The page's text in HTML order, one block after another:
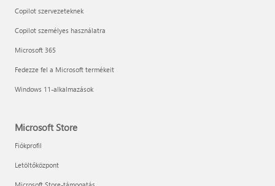
Copilot szervezeteknek
Copilot személyes használatra
Microsoft 365
Fedezze fel a Microsoft termékeit
Windows 11-alkalmazások
Microsoft Store
Fiókprofil
Letöltőközpont